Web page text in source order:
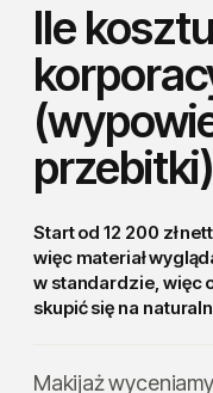
Ile
Start od 12 200 zł
więc materiał
w standardzie, więc
skupić się na
Makijaż